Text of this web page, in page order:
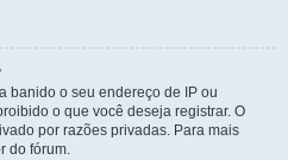
banido o seu endereço de IP ou
o que você deseja registrar. O
por razões privadas. Para mais
do fórum.